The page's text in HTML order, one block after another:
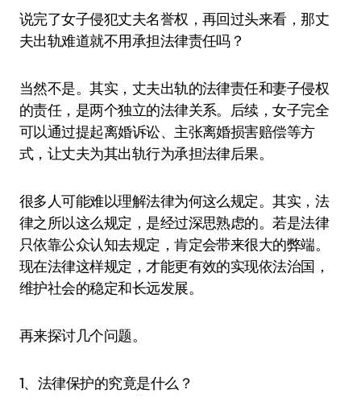
说完了女子侵犯丈夫名誉权，再回过头来看，那丈
夫出轨难道就不用承担法律责任吗？
当然不是。其实，丈夫出轨的法律责任和妻子侵权
的责任，是两个独立的法律关系。后续，女子完全
可以通过提起离婚诉讼、主张离婚损害赔偿等方
式，让丈夫为其出轨行为承担法律后果。
很多人可能难以理解法律为何这么规定。其实，法
律之所以这么规定，是经过深思熟虑的。若是法律
只依靠公众认知去规定，肯定会带来很大的弊端。
现在法律这样规定，才能更有效的实现依法治国，
维护社会的稳定和长远发展。
再来探讨几个问题。
1、法律保护的究竟是什么？